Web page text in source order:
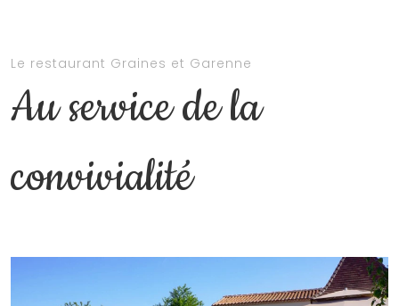
Le restaurant Graines et Garenne
Au service de la
convivialité